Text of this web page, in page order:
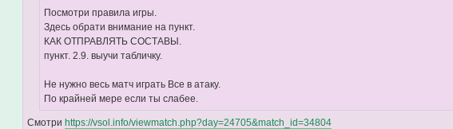
Посмотри правила игры.
Здесь обрати внимание на пункт.
КАК ОТПРАВЛЯТЬ СОСТАВЫ.
пункт. 2.9. выучи табличку.
Не нужно весь матч играть Все в атаку.
По крайней мере если ты слабее.
Смотриhttps://vsol.info/viewmatch.php?day=24705&match_id=34804